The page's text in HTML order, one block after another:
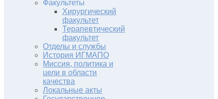
Факультеты
Хирургический
факультет
Терапевтический
факультет
Отделы и службы
История ИГМАПО
Миссия, политика и
цели в области
качества
Локальные акты